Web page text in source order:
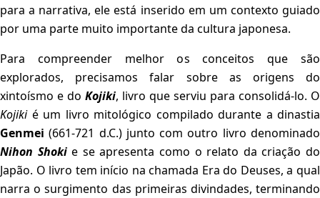
para a narrativa, ele está inserido em um contexto guiado
por uma parte muito importante da cultura japonesa.
Para compreender melhor os conceitos que são
explorados, precisamos falar sobre as origens do
xintoísmo e do Kojiki, livro que serviu para consolidá-lo. O
Kojikié um livro mitológico compilado durante a dinastia
Genmei (661-721 d.C.) junto com outro livro denominado
Nihon Shokie se apresenta como o relato da criação do
Japão. O livro tem início na chamada Era do Deuses, a qual
narra o surgimento das primeiras divindades, terminando